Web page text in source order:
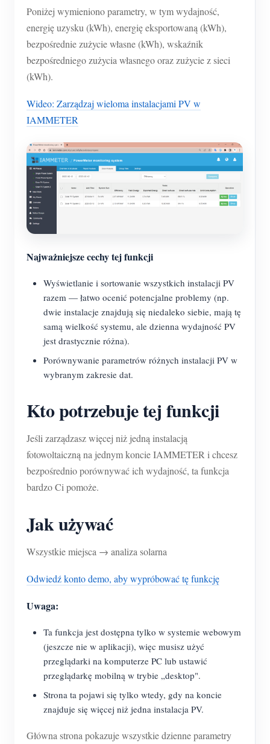
Ranking PV
Poniżej wymieniono parametry, w tym wydajność,
energię uzysku (kWh), energię eksportowaną (kWh),
bezpośrednie zużycie własne (kWh), wskaźnik
bezpośredniego zużycia własnego oraz zużycie z sieci
(kWh).
Wideo: Zarządzaj wieloma instalacjami PV w
IAMMETER
Najważniejsze cechy tej funkcji
Wyświetlanie i sortowanie wszystkich instalacji PV
razem — łatwo ocenić potencjalne problemy (np.
dwie instalacje znajdują się niedaleko siebie, mają tę
samą wielkość systemu, ale dzienna wydajność PV
jest drastycznie różna).
Porównywanie parametrów różnych instalacji PV w
wybranym zakresie dat.
Kto potrzebuje tej funkcji
Jeśli zarządzasz więcej niż jedną instalacją
fotowoltaiczną na jednym koncie IAMMETER i chcesz
bezpośrednio porównywać ich wydajność, ta funkcja
bardzo Ci pomoże.
Jak używać
Wszystkie miejsca → analiza solarna
Odwiedź konto demo, aby wypróbować tę funkcję
Uwaga:
Ta funkcja jest dostępna tylko w systemie webowym
(jeszcze nie w aplikacji), więc musisz użyć
przeglądarki na komputerze PC lub ustawić
przeglądarkę mobilną w trybie „desktop".
Strona ta pojawi się tylko wtedy, gdy na koncie
znajduje się więcej niż jedna instalacja PV.
Główna strona pokazuje wszystkie dzienne parametry